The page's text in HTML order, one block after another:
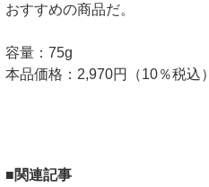
おすすめの商品だ。
容量：75g
本品価格：2,970円（10％税込）
■関連記事